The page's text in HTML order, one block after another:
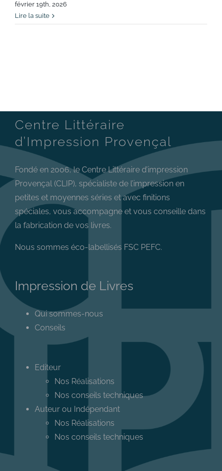
février 19th, 2026
Lire la suite
Centre Littéraire
d’Impression Provençal
Fondé en 2006, le Centre Littéraire d’impression
Provençal (CLIP), spécialiste de l’impression en
petites et moyennes séries et avec finitions
spéciales, vous accompagne et vous conseille dans
la fabrication de vos livres.
Nous sommes éco-labellisés FSC PEFC.
Impression de Livres
Qui sommes-nous
Conseils
Editeur
Nos Réalisations
Nos conseils techniques
Auteur ou Indépendant
Nos Réalisations
Nos conseils techniques